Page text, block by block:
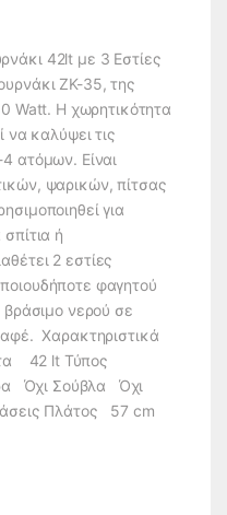
42lt με 3 Εστίες
ZK-35, της
Watt. Η χωρητικότητα
να καλύψει τις
ατόμων. Είναι
ψαρικών, πίτσας
για
ή
2 εστίες
φαγητού
βράσιμο νερού σε
Χαρακτηριστικά
42 lt Τύπος
Όχι Σούβλα Όχι
Πλάτος 57 cm